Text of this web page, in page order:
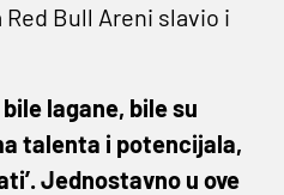
Bull Areni slavio i
lagane, bile su
talenta i potencijala,
Jednostavno u ove